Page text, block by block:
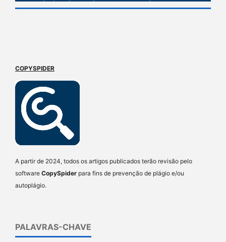
COPYSPIDER
A partir de 2024, todos os artigos publicados terão revisão pelo
software CopySpider para fins de prevenção de plágio e/ou
autoplágio.
PALAVRAS-CHAVE